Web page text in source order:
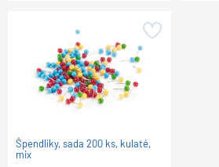
Špendlíky, sada 200 ks, kulaté,
mix